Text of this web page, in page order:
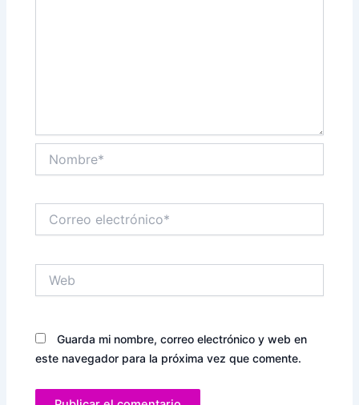
electrónico*
Guarda mi nombre, correo electrónico y web en
este navegador para la próxima vez que comente.